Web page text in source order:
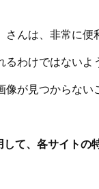
さんは、非常に
わけではないよ
が見つからない
て、各サイトの